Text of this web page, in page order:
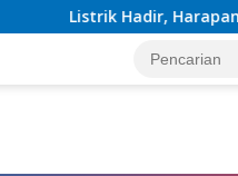
Tumbuh: Sinergi